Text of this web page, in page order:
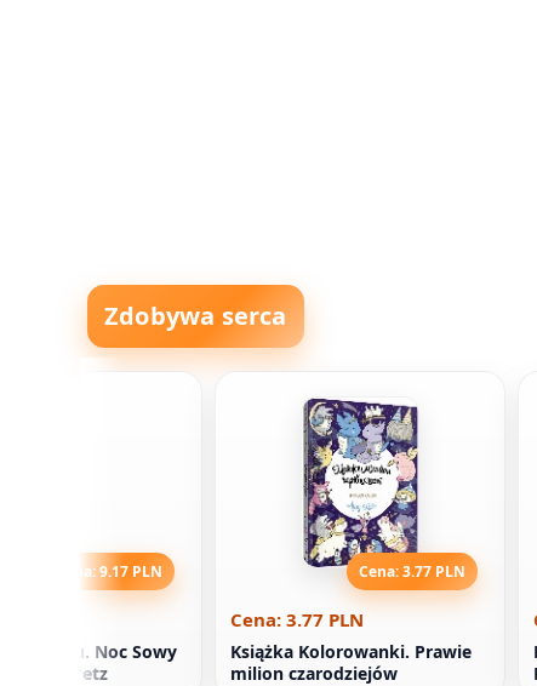
Zdobywa serca
Cena: 9.17 PLN
Czasu. Noc Sowy
Monica Petz
Cena: 3.77 PLN
Cena: 3.77 PLN
Książka Kolorowanki. Prawie
milion czarodziejów